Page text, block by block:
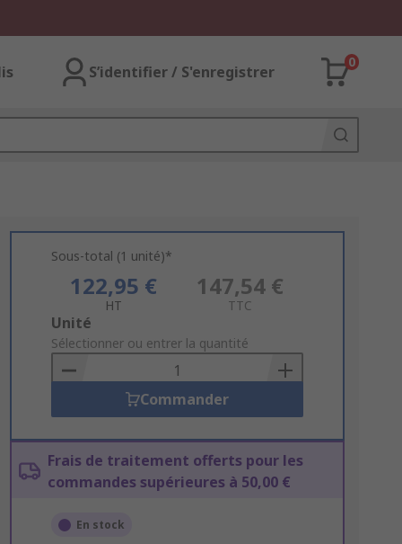
S’identifier / S'enregistrer
0
Sous-total (1 unité)*
122,95 €
HT
147,54 €
TTC
Add
to
Basket
Unité
Sélectionner ou entrer la quantité
Commander
Frais de traitement offerts pour les
commandes supérieures à 50,00 €
En stock